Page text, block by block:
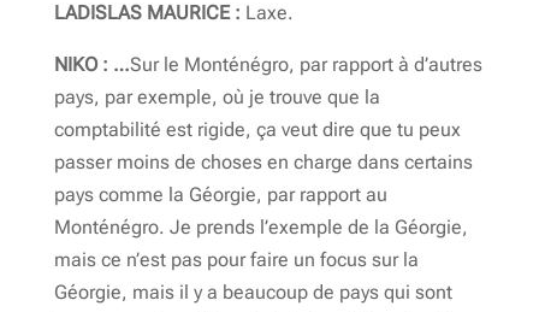
LADISLAS MAURICE : Laxe.
NIKO : …Sur le Monténégro, par rapport à d’autres
pays, par exemple, où je trouve que la
comptabilité est rigide, ça veut dire que tu peux
passer moins de choses en charge dans certains
pays comme la Géorgie, par rapport au
Monténégro. Je prends l’exemple de la Géorgie,
mais ce n’est pas pour faire un focus sur la
Géorgie, mais il y a beaucoup de pays qui sont